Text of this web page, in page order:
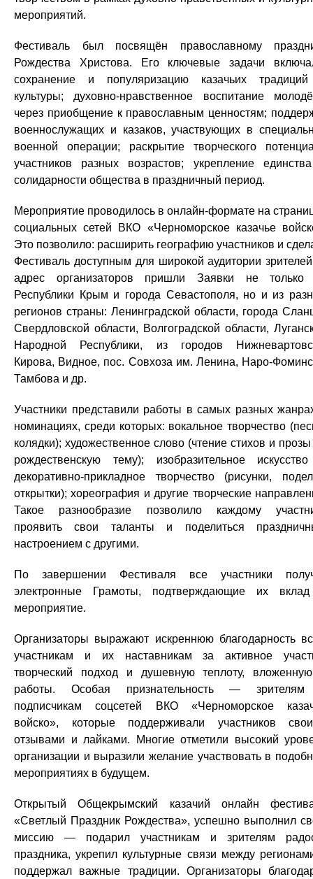
мероприятий.
Фестиваль был посвящён православному
Рождества Христова. Его ключевые задачи
сохранение и популяризацию казачьих
культуры; духовно‑нравственное воспитание
через приобщение к православным ценностям;
военнослужащих и казаков, участвующих в
военной операции; раскрытие творческого
участников разных возрастов; укрепление
солидарности общества в праздничный период.
Мероприятие проводилось в онлайн‑формате на
социальных сетей ВКО «Черноморское казачье
Это позволило: расширить географию участников и
Фестиваль доступным для широкой аудитории
адрес организаторов пришли Заявки не только
Республики Крым и города Севастополя, но и из
регионов страны: Ленинградской области, города
Свердловской области, Волгоградской области,
Народной Республики, из городов
Кирова, Видное, пос. Совхоза им. Ленина, Наро-
Тамбова и др.
Участники представили работы в самых разных
номинациях, среди которых: вокальное творчество
колядки); художественное слово (чтение стихов и
рождественскую тему); изобразительное
декоративно‑прикладное творчество (рисунки,
открытки); хореография и другие творческие
Такое разнообразие позволило каждому
проявить свои таланты и поделиться
настроением с другими.
По завершении Фестиваля все участники
электронные Грамоты, подтверждающие их
мероприятие.
Организаторы выражают искреннюю благодарность
участникам и их наставникам за активное
творческий подход и душевную теплоту,
работы. Особая признательность —
подписчикам соцсетей ВКО «Черноморское
войско», которые поддерживали участников
отзывами и лайками. Многие отметили высокий
организации и выразили желание участвовать в
мероприятиях в будущем.
Открытый Общекрымский казачий онлайн
«Светлый Праздник Рождества», успешно выполнил
миссию — подарил участникам и зрителям
праздника, укрепил культурные связи между
поддержал важные традиции. Организаторы